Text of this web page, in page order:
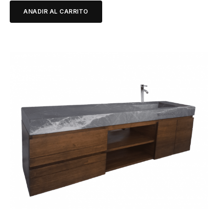
ANADIR AL CARRITO